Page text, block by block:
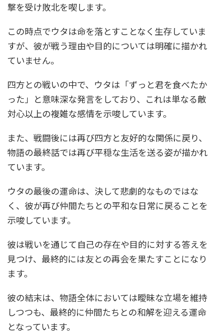
撃を受け敗北を喫します。
この時点でウタは命を落とすことなく生存していま
すが、彼が戦う理由や目的については明確に描かれ
ていません。
四方との戦いの中で、ウタは「ずっと君を食べたか
った」と意味深な発言をしており、これは単なる敵
対心以上の複雑な感情を示唆しています。
また、戦闘後には再び四方と友好的な関係に戻り、
物語の最終話では再び平穏な生活を送る姿が描かれ
ています。
ウタの最後の運命は、決して悲劇的なものではな
く、彼が再び仲間たちとの平和な日常に戻ることを
示唆しています。
彼は戦いを通じて自己の存在や目的に対する答えを
見つけ、最終的には友との再会を果たすことになり
ます。
彼の結末は、物語全体においては曖昧な立場を維持
しつつも、最終的に仲間たちとの和解を迎える運命
となっています。